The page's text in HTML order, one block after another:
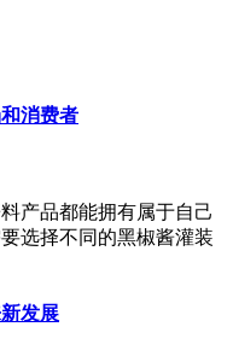
消费者
产品都能拥有属于自己
选择不同的黑椒酱灌装
发展